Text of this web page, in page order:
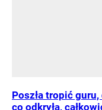
Poszła tropić
co odkryła,